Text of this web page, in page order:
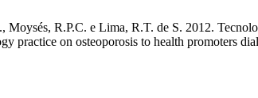
R.P.C. e Lima, R.T. de S. 2012.
practice on osteoporosis to health promoters